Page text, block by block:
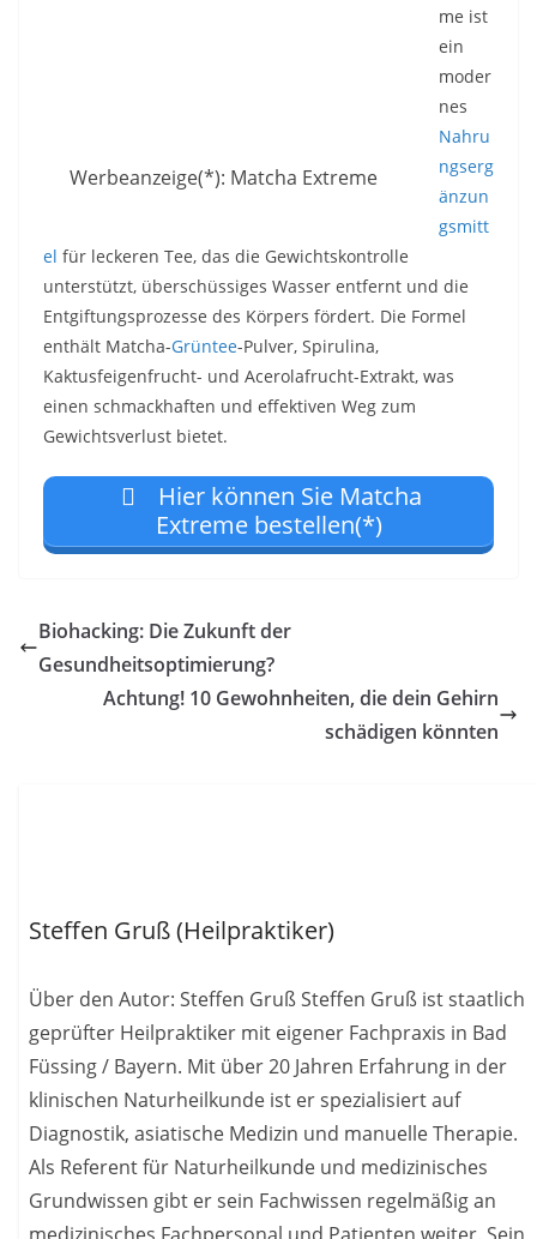
Werbeanzeige(*): Matcha Extreme
me ist
ein
moder
nes
Nahru
ngserg
änzun
gsmitt
el für leckeren Tee, das die Gewichtskontrolle
unterstützt, überschüssiges Wasser entfernt und die
Entgiftungsprozesse des Körpers fördert. Die Formel
enthält Matcha-Grüntee-Pulver, Spirulina,
Kaktusfeigenfrucht- und Acerolafrucht-Extrakt, was
einen schmackhaften und effektiven Weg zum
Gewichtsverlust bietet.
Hier können Sie Matcha
Extreme bestellen(*)
Biohacking: Die Zukunft der
Gesundheitsoptimierung?
Achtung! 10 Gewohnheiten, die dein Gehirn
schädigen könnten
Steffen Gruß (Heilpraktiker)
Über den Autor: Steffen Gruß Steffen Gruß ist staatlich
geprüfter Heilpraktiker mit eigener Fachpraxis in Bad
Füssing / Bayern. Mit über 20 Jahren Erfahrung in der
klinischen Naturheilkunde ist er spezialisiert auf
Diagnostik, asiatische Medizin und manuelle Therapie.
Als Referent für Naturheilkunde und medizinisches
Grundwissen gibt er sein Fachwissen regelmäßig an